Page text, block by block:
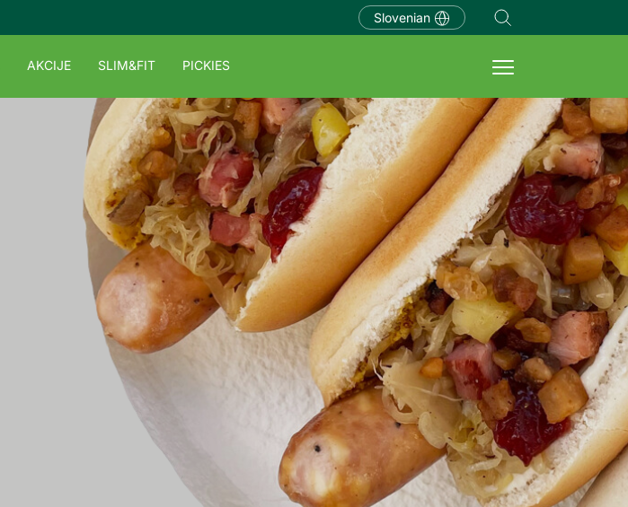
Slovenian
AKCIJE SLIM&FIT PICKIES